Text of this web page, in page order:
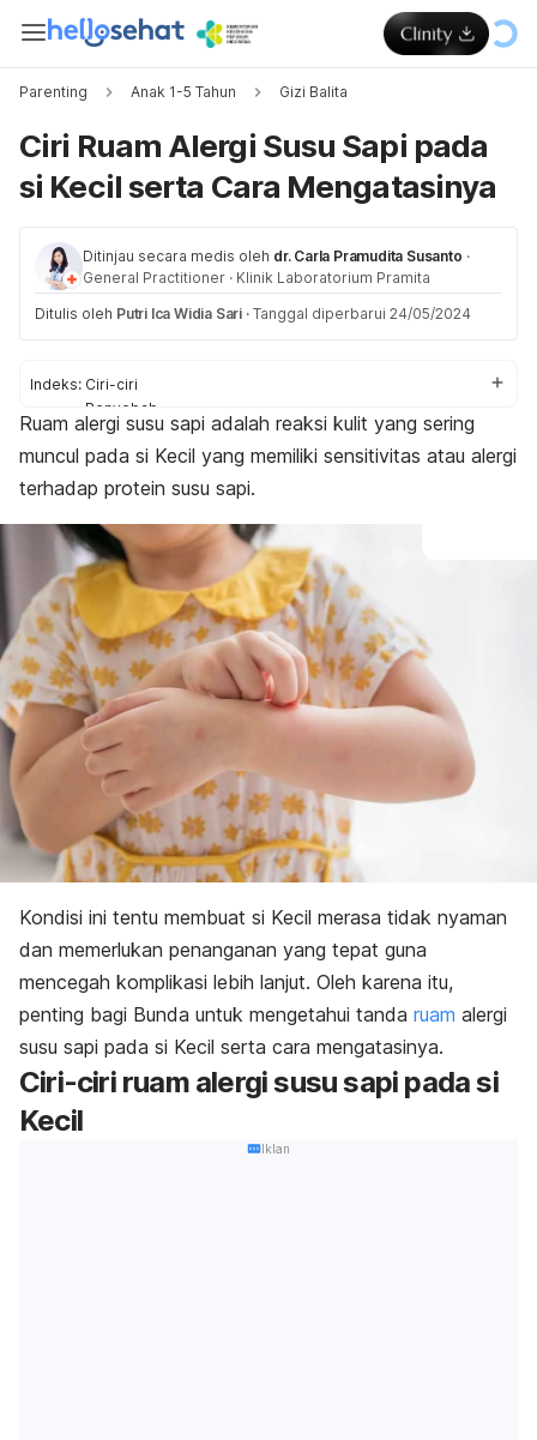
Parenting Anak 1-5 Tahun Gizi Balita
Ciri Ruam Alergi Susu Sapi pada
si Kecil serta Cara Mengatasinya
Ditinjau secara medis oleh dr. Carla Pramudita Susanto ·
General Practitioner · Klinik Laboratorium Pramita
Ditulis oleh Putri Ica Widia Sari · Tanggal diperbarui 24/05/2024
Indeks: Ciri-ciri
Penyebab
Cara mengatasi
Ruam alergi susu sapi adalah reaksi kulit yang sering
muncul pada si Kecil yang memiliki sensitivitas atau alergi
terhadap protein susu sapi.
Kondisi ini tentu membuat si Kecil merasa tidak nyaman
dan memerlukan penanganan yang tepat guna
mencegah komplikasi lebih lanjut. Oleh karena itu,
penting bagi Bunda untuk mengetahui tanda ruam alergi
susu sapi pada si Kecil serta cara mengatasinya.
Ciri-ciri ruam alergi susu sapi pada si
Kecil
Iklan